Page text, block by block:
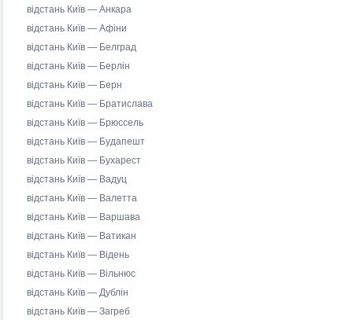
відстань Київ — Анкара
відстань Київ — Афіни
відстань Київ — Белград
відстань Київ — Берлін
відстань Київ — Берн
відстань Київ — Братислава
відстань Київ — Брюссель
відстань Київ — Будапешт
відстань Київ — Бухарест
відстань Київ — Вадуц
відстань Київ — Валетта
відстань Київ — Варшава
відстань Київ — Ватикан
відстань Київ — Відень
відстань Київ — Вільнюс
відстань Київ — Дублін
відстань Київ — Загреб